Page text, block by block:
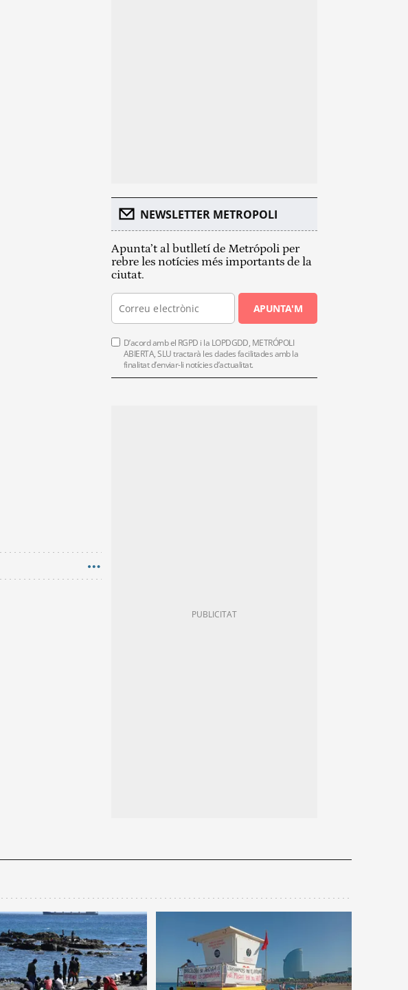
NEWSLETTER METROPOLI
Apunta’t al butlletí de Metrópoli per
rebre les notícies més importants de la
ciutat.
APUNTA'M
D’acord amb el RGPD i la LOPDGDD, METRÓPOLI
ABIERTA, SLU tractarà les dades facilitades amb la
finalitat d’enviar-li notícies d’actualitat.